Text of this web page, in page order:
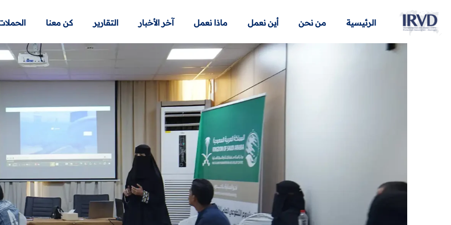
الرئيسية من نحن أين نعمل ماذا نعمل آخر الأخبار التقارير كن معنا